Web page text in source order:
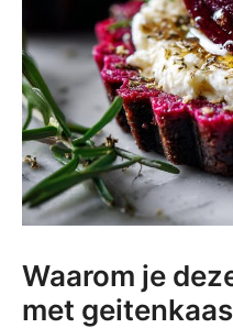
Waarom je
met